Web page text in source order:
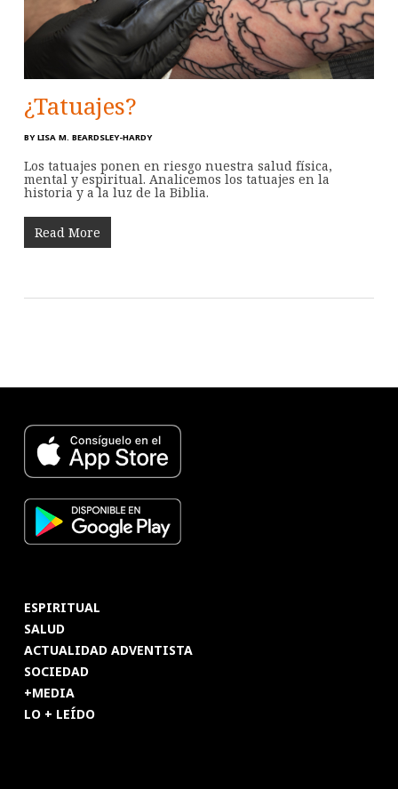
¿Tatuajes?
BY LISA M. BEARDSLEY-HARDY
Los tatuajes ponen en riesgo nuestra salud física,
mental y espiritual. Analicemos los tatuajes en la
historia y a la luz de la Biblia.
Read More
ESPIRITUAL
SALUD
ACTUALIDAD ADVENTISTA
SOCIEDAD
+MEDIA
LO + LEÍDO